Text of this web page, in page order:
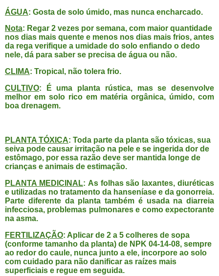
ÁGUA: Gosta de solo úmido, mas nunca encharcado.
Nota: Regar 2 vezes por semana, com maior quantidade
nos dias mais quente e menos nos dias mais frios, antes
da rega verifique a umidade do solo enfiando o dedo
nele, dá para saber se precisa de água ou não.
CLIMA: Tropical, não tolera frio.
CULTIVO: É uma planta rústica, mas se desenvolve
melhor em solo rico em matéria orgânica, úmido, com
boa drenagem.
PLANTA TÓXICA: Toda parte da planta são tóxicas, sua
seiva pode causar irritação na pele e se ingerida dor de
estômago, por essa razão deve ser mantida longe de
crianças e animais de estimação.
PLANTA MEDICINAL: As folhas são laxantes, diuréticas
e utilizadas no tratamento da hanseníase e da gonorreia.
Parte diferente da planta também é usada na diarreia
infecciosa, problemas pulmonares e como expectorante
na asma.
FERTILIZAÇÃO: Aplicar de 2 a 5 colheres de sopa
(conforme tamanho da planta) de NPK 04-14-08, sempre
ao redor do caule, nunca junto a ele, incorpore ao solo
com cuidado para não danificar as raízes mais
superficiais e regue em seguida.